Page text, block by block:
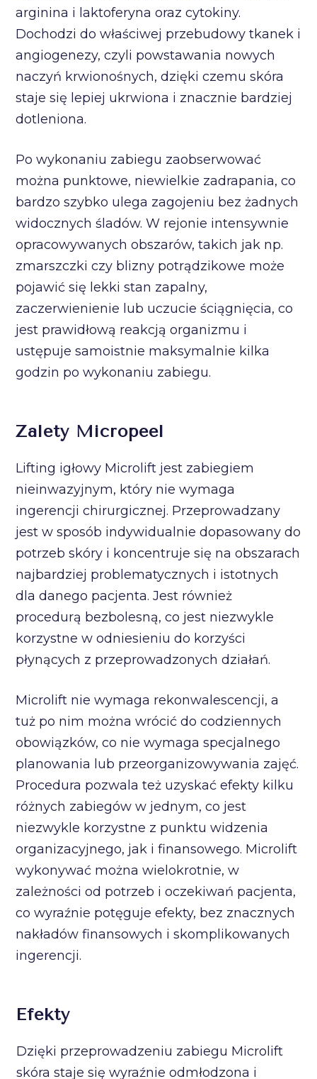
arginina i laktoferyna oraz cytokiny.
Dochodzi do właściwej przebudowy tkanek i
angiogenezy, czyli powstawania nowych
naczyń krwionośnych, dzięki czemu skóra
staje się lepiej ukrwiona i znacznie bardziej
dotleniona.
Po wykonaniu zabiegu zaobserwować
można punktowe, niewielkie zadrapania, co
bardzo szybko ulega zagojeniu bez żadnych
widocznych śladów. W rejonie intensywnie
opracowywanych obszarów, takich jak np.
zmarszczki czy blizny potrądzikowe może
pojawić się lekki stan zapalny,
zaczerwienienie lub uczucie ściągnięcia, co
jest prawidłową reakcją organizmu i
ustępuje samoistnie maksymalnie kilka
godzin po wykonaniu zabiegu.
Zalety Micropeel
Lifting igłowy Microlift jest zabiegiem
nieinwazyjnym, który nie wymaga
ingerencji chirurgicznej. Przeprowadzany
jest w sposób indywidualnie dopasowany do
potrzeb skóry i koncentruje się na obszarach
najbardziej problematycznych i istotnych
dla danego pacjenta. Jest również
procedurą bezbolesną, co jest niezwykle
korzystne w odniesieniu do korzyści
płynących z przeprowadzonych działań.
Microlift nie wymaga rekonwalescencji, a
tuż po nim można wrócić do codziennych
obowiązków, co nie wymaga specjalnego
planowania lub przeorganizowywania zajęć.
Procedura pozwala też uzyskać efekty kilku
różnych zabiegów w jednym, co jest
niezwykle korzystne z punktu widzenia
organizacyjnego, jak i finansowego. Microlift
wykonywać można wielokrotnie, w
zależności od potrzeb i oczekiwań pacjenta,
co wyraźnie potęguje efekty, bez znacznych
nakładów finansowych i skomplikowanych
ingerencji.
Efekty
Dzięki przeprowadzeniu zabiegu Microlift
skóra staje się wyraźnie odmłodzona i